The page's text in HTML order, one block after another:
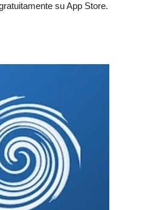
su App Store.